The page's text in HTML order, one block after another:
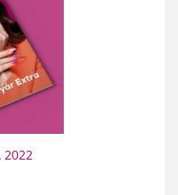
2022